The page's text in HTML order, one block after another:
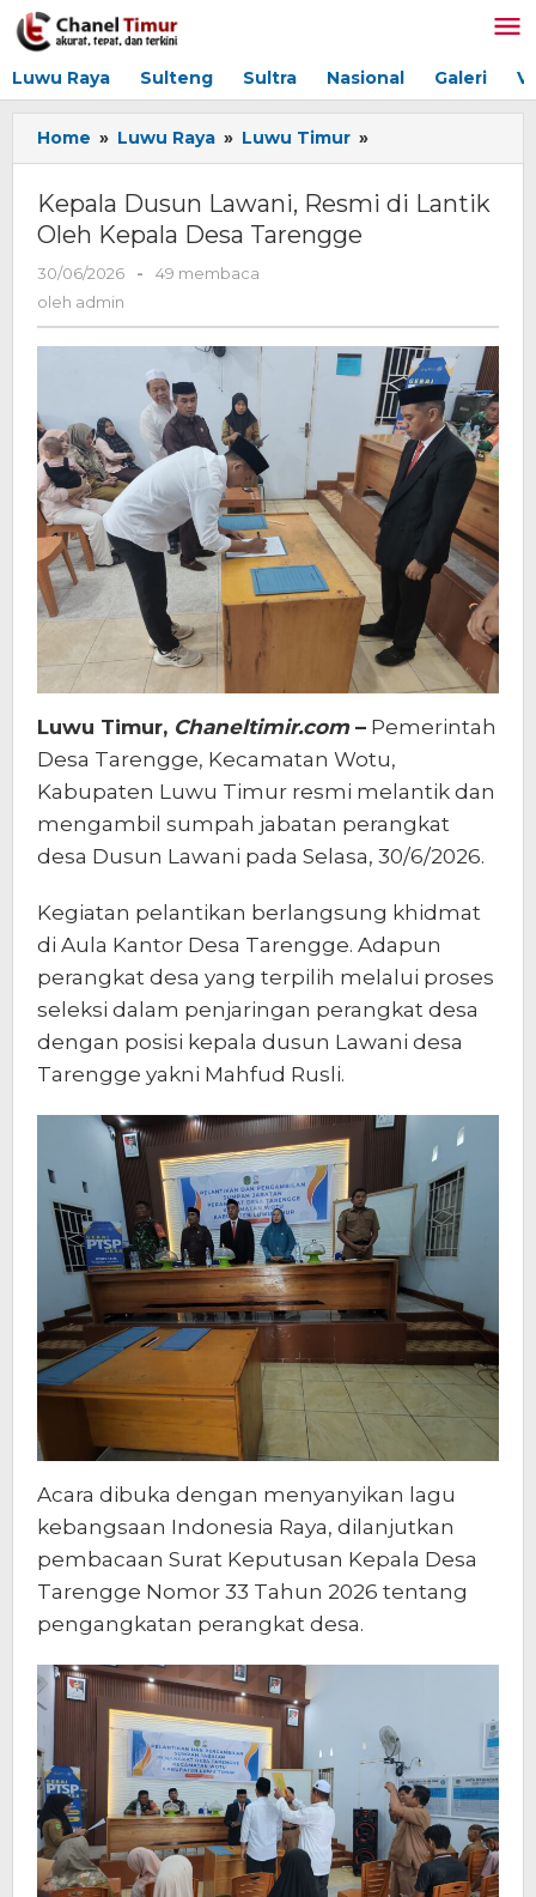
Lewati
ke
Luwu Raya Sulteng Sultra Nasional Galeri
Home » Luwu Raya » Luwu Timur »
Dusun
Resmi
Tarengge
Kepala Dusun Lawani, Resmi di Lantik
Oleh Kepala Desa Tarengge
30/06/2026
oleh
-
49 membaca
oleh admin
Luwu Timur, Chaneltimir.com– Pemerintah
Desa Tarengge, Kecamatan Wotu,
Kabupaten Luwu Timur resmi melantik dan
mengambil sumpah jabatan perangkat
desa Dusun Lawani pada Selasa, 30/6/2026.
Kegiatan pelantikan berlangsung khidmat
di Aula Kantor Desa Tarengge. Adapun
perangkat desa yang terpilih melalui proses
seleksi dalam penjaringan perangkat desa
dengan posisi kepala dusun Lawani desa
Tarengge yakni Mahfud Rusli.
Acara dibuka dengan menyanyikan lagu
kebangsaan Indonesia Raya, dilanjutkan
pembacaan Surat Keputusan Kepala Desa
Tarengge Nomor 33 Tahun 2026 tentang
pengangkatan perangkat desa.